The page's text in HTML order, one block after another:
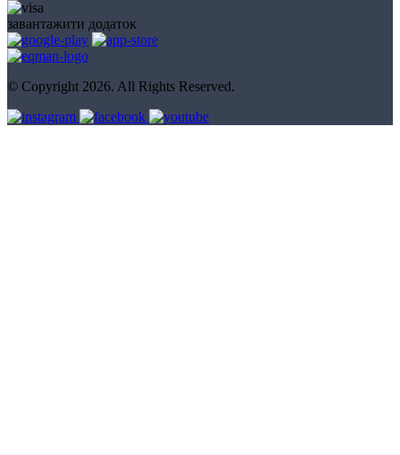
завантажити додаток
© Copyright 2026. All Rights Reserved.